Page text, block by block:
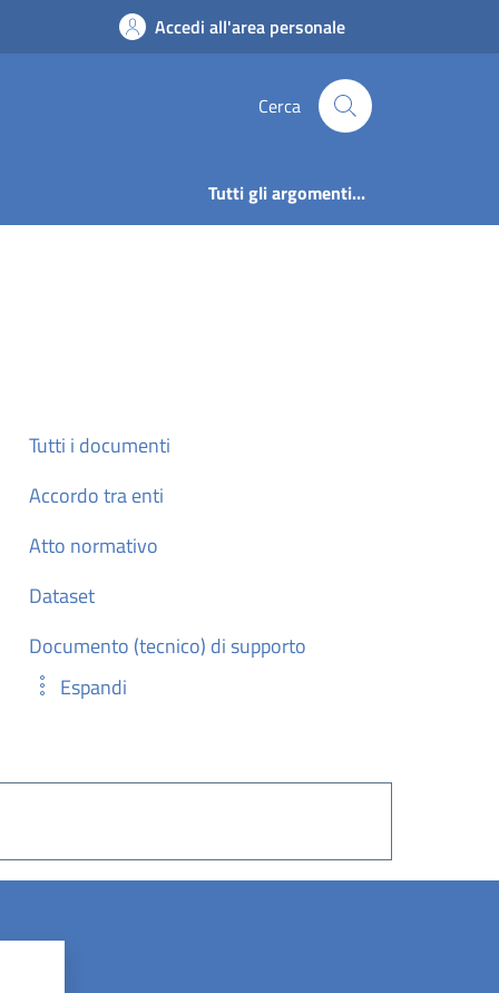
di Artogne
Accedi all'area personale
Cerca
Tutti gli argomenti...
Tutti i documenti
Accordo tra enti
Atto normativo
Dataset
Documento (tecnico) di supporto
Espandi